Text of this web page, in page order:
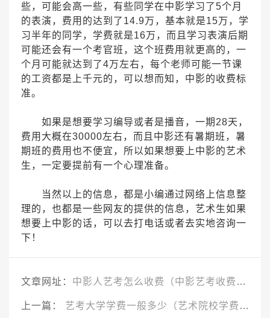
些，可能会高一些，有些同学在中影学习了5个月
的表演，费用的达到了14.9万，基本就是15万，学
习半年的同学，学费就是16万，而且学习表演后期
可能还会有一个考官班，这个班费用就更高的，一
个月可能就达到了4万左右，每个老师可能一节课
的工资都是上千元的，可以想而知，中影的收费标
准。
如果是想要学习编导或者是播音，一期28天，
费用大概在30000左右，而且中影还有暑期班，暑
期班的费用也不便宜，所以如果想要上中影的艺术
生，一定要提前有一个心理准备。
当然以上的信息，都是小编通过网络上信息整
理的，也都是一些网友的提供的信息，艺术生如果
想要上中影的话，可以去打电话或者去实地咨询一
下！
文章网址： 中影人艺考怎么收费（中影艺考收费标准）
上一篇： 艺考大学学费一般多少（艺术院校学费）